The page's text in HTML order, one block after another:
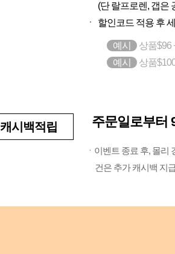
(단 랄프로렌, 갭은
ㆍ
할인코드 적용 후
예시
상품$96
예시
상품
캐시백적립 주문일로부터
ㆍ이벤트 종료 후, 몰리
건은 추가 캐시백 지